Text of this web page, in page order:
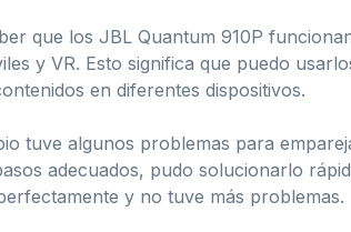
que los JBL Quantum 910P
y VR. Esto significa que puedo
en diferentes dispositivos.
tuve algunos problemas para
adecuados, pudo solucionarlo
y no tuve más problemas.